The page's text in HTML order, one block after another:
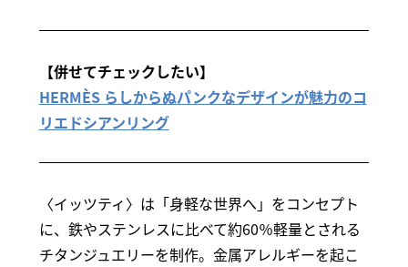
【併せてチェックしたい】
HERMÈS らしからぬパンクなデザインが魅力のコ
リエドシアンリング
〈イッツティ〉は「身軽な世界へ」をコンセプト
に、鉄やステンレスに比べて約60％軽量とされる
チタンジュエリーを制作。金属アレルギーを起こ